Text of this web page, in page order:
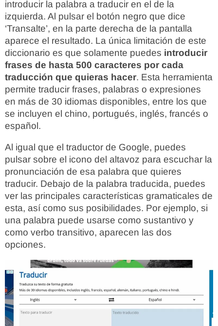
introducir la palabra a traducir en el de la
izquierda. Al pulsar el botón negro que dice
‘Transalte’, en la parte derecha de la pantalla
aparece el resultado. La única limitación de este
diccionario es que solamente puedes introducir
frases de hasta 500 caracteres por cada
traducción que quieras hacer. Esta herramienta
permite traducir frases, palabras o expresiones
en más de 30 idiomas disponibles, entre los que
se incluyen el chino, portugués, inglés, francés o
español.
Al igual que el traductor de Google, puedes
pulsar sobre el icono del altavoz para escuchar la
pronunciación de esa palabra que quieres
traducir. Debajo de la palabra traducida, puedes
ver las principales características gramaticales de
esta, así como sus posibilidades. Por ejemplo, si
una palabra puede usarse como sustantivo y
como verbo transitivo, aparecen las dos
opciones.